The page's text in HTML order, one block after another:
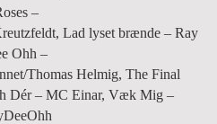
–
Lad lyset brænde – Ray
Ohh –
Thomas Helmig, The Final
Dér – MC Einar, Væk Mig –